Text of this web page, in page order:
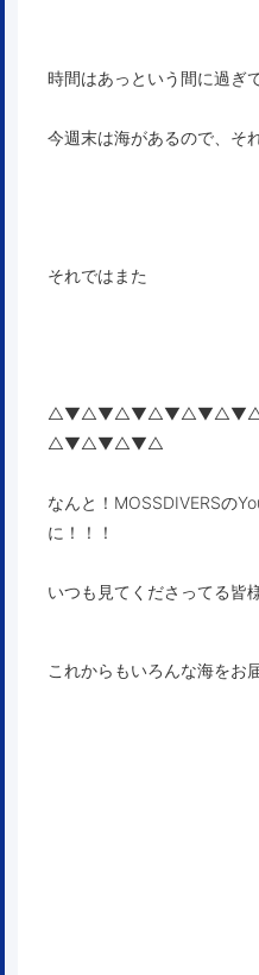
時間はあっという間に過ぎ
今週末は海があるので、そ
それではまた
△▼△▼△▼△
なんと！MOSSDIVERSの
に！！！
いつも見てくださってる皆
これからもいろんな海をお